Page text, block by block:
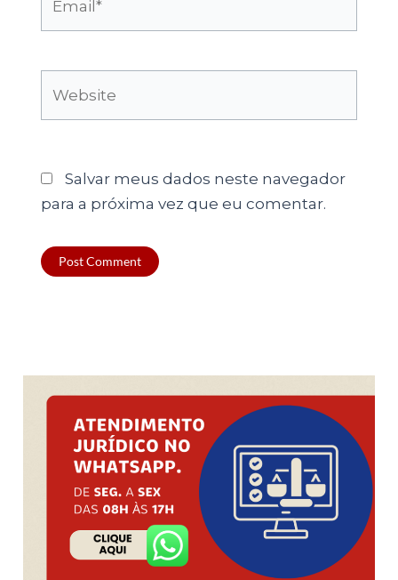
Salvar meus dados neste navegador
para a próxima vez que eu comentar.